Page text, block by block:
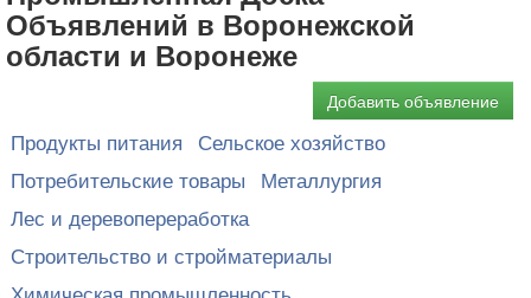
Объявлений в Воронежской
области и Воронеже
Добавить объявление
Продукты питания Сельское хозяйство
Потребительские товары Металлургия
Лес и деревопереработка
Строительство и стройматериалы